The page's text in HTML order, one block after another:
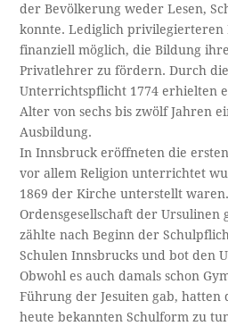
der Bevölkerung weder Lesen,
konnte. Lediglich privilegierteren
finanziell möglich, die Bildung
Privatlehrer zu fördern. Durch
Unterrichtspflicht 1774 erhielten
Alter von sechs bis zwölf Jahren
Ausbildung.
In Innsbruck eröffneten die
vor allem Religion unterrichtet
1869 der Kirche unterstellt
Ordensgesellschaft der Ursulinen
zählte nach Beginn der
Schulen Innsbrucks und bot den
Obwohl es auch damals schon
Führung der Jesuiten gab, hatten
heute bekannten Schulform zu